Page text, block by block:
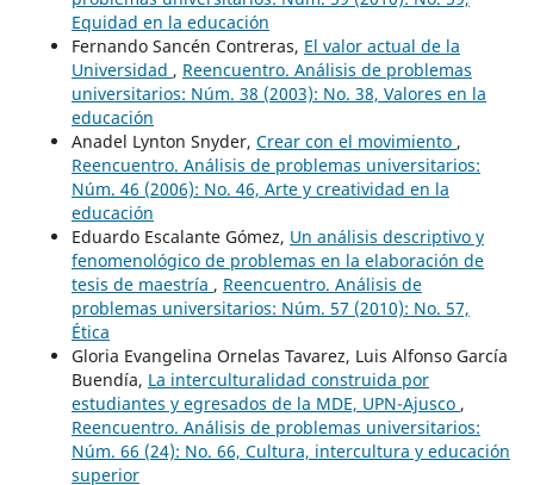
Equidad en la educación
Fernando Sancén Contreras, El valor actual de la
Universidad , Reencuentro. Análisis de problemas
universitarios: Núm. 38 (2003): No. 38, Valores en la
educación
Anadel Lynton Snyder, Crear con el movimiento ,
Reencuentro. Análisis de problemas universitarios:
Núm. 46 (2006): No. 46, Arte y creatividad en la
educación
Eduardo Escalante Gómez, Un análisis descriptivo y
fenomenológico de problemas en la elaboración de
tesis de maestría , Reencuentro. Análisis de
problemas universitarios: Núm. 57 (2010): No. 57,
Ética
Gloria Evangelina Ornelas Tavarez, Luis Alfonso García
Buendía, La interculturalidad construida por
estudiantes y egresados de la MDE, UPN-Ajusco ,
Reencuentro. Análisis de problemas universitarios:
Núm. 66 (24): No. 66, Cultura, intercultura y educación
superior